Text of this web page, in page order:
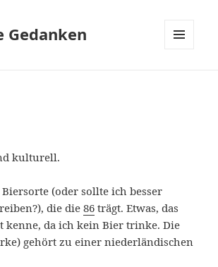
Gedanken
kulturell.
Biersorte (oder sollte ich besser
die die86 trägt. Etwas, das
kenne, da ich kein Bier trinke. Die
gehört zu einer niederländischen